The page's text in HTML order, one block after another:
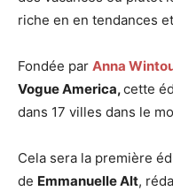
riche en en tendances
Fondée par Anna
Vogue America,cette
dans 17 villes dans le
Cela sera la première
de Emmanuelle Alt,